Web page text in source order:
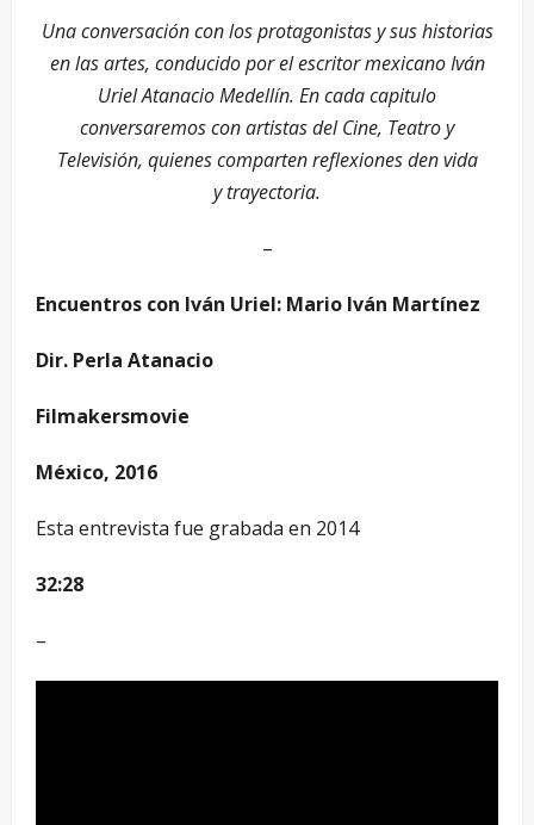
Una conversación con los protagonistas y sus historias
en las artes, conducido por el escritor mexicano Iván
Uriel Atanacio Medellín. En cada capitulo
conversaremos con artistas del Cine, Teatro y
Televisión, quienes comparten reflexiones den vida
y trayectoria.
–
Encuentros con Iván Uriel: Mario Iván Martínez
Dir. Perla Atanacio
Filmakersmovie
México, 2016
Esta entrevista fue grabada en 2014
32:28
–